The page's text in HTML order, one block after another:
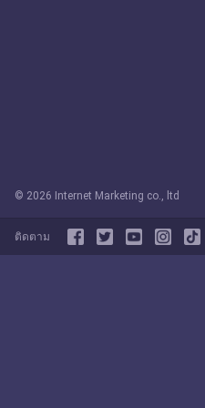
© 2026 Internet Marketing co., ltd
ติดตาม